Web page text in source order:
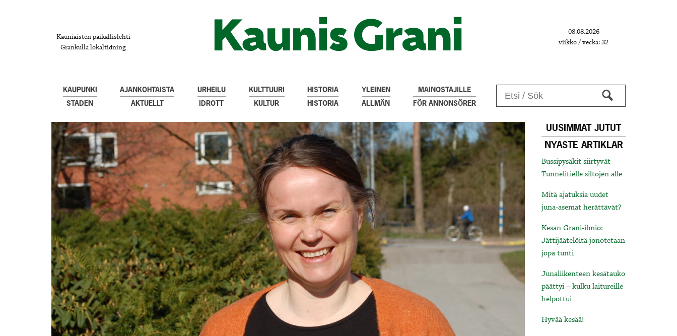
Kauniaisten paikallislehti
Grankulla lokaltidning
08.08.2026
viikko / vecka: 32
KAUPUNKI
STADEN
AJANKOHTAISTA
AKTUELLT
URHEILU
IDROTT
KULTTUURI
KULTUR
HISTORIA
HISTORIA
YLEINEN
ALLMÄN
MAINOSTAJILLE
FÖR ANNONSÖRER
UUSIMMAT JUTUT
NYASTE ARTIKLAR
Bussipysäkit siirtyvät
Tunnelitielle siltojen alle
Mitä ajatuksia uudet
juna-asemat herättävät?
Kesän Grani-ilmiö:
Jättijäätelöitä jonotetaan
jopa tunti
Junaliikenteen kesätauko
päättyi – kulku laitureille
helpottui
Hyvää kesää!